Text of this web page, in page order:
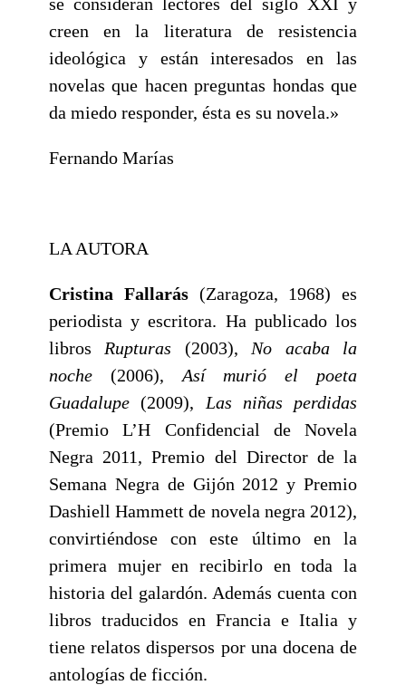
creen en la literatura de resistencia
ideológica y están interesados en las
novelas que hacen preguntas hondas que
da miedo responder, ésta es su novela.»
Fernando Marías
LA AUTORA
Cristina Fallarás(Zaragoza, 1968) es
periodista y escritora. Ha publicado los
libros Rupturas (2003), No acaba la
noche (2006), Así murió el poeta
Guadalupe (2009), Las niñas perdidas
(Premio L’H Confidencial de Novela
Negra 2011, Premio del Director de la
Semana Negra de Gijón 2012 y Premio
Dashiell Hammett de novela negra 2012),
convirtiéndose con este último en la
primera mujer en recibirlo en toda la
historia del galardón. Además cuenta con
libros traducidos en Francia e Italia y
tiene relatos dispersos por una docena de
antologías de ficción.